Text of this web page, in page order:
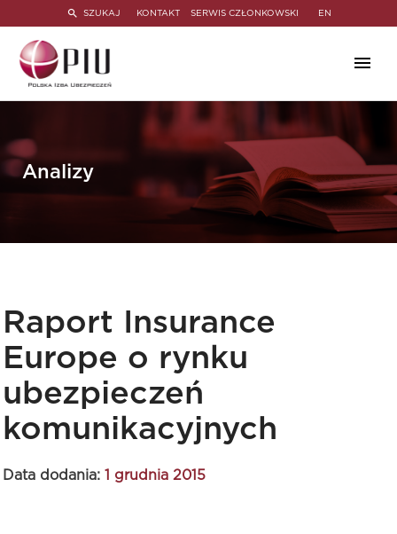
SZUKAJ KONTAKT SERWIS CZŁONKOWSKI EN
Analizy
Raport Insurance
Europe o rynku
ubezpieczeń
komunikacyjnych
Data dodania: 1 grudnia 2015